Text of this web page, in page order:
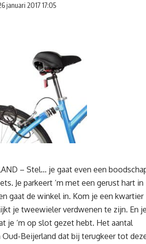
januari 2017 17:05
– Stel… je gaat even een
Je parkeert ‘m met een gerust hart in
gaat de winkel in. Kom je een kwartier
je tweewieler verdwenen te zijn. En je
je ‘m op slot gezet hebt. Het aantal
Oud-Beijerland dat bij terugkeer tot